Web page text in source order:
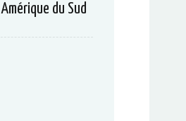
Amérique du Sud